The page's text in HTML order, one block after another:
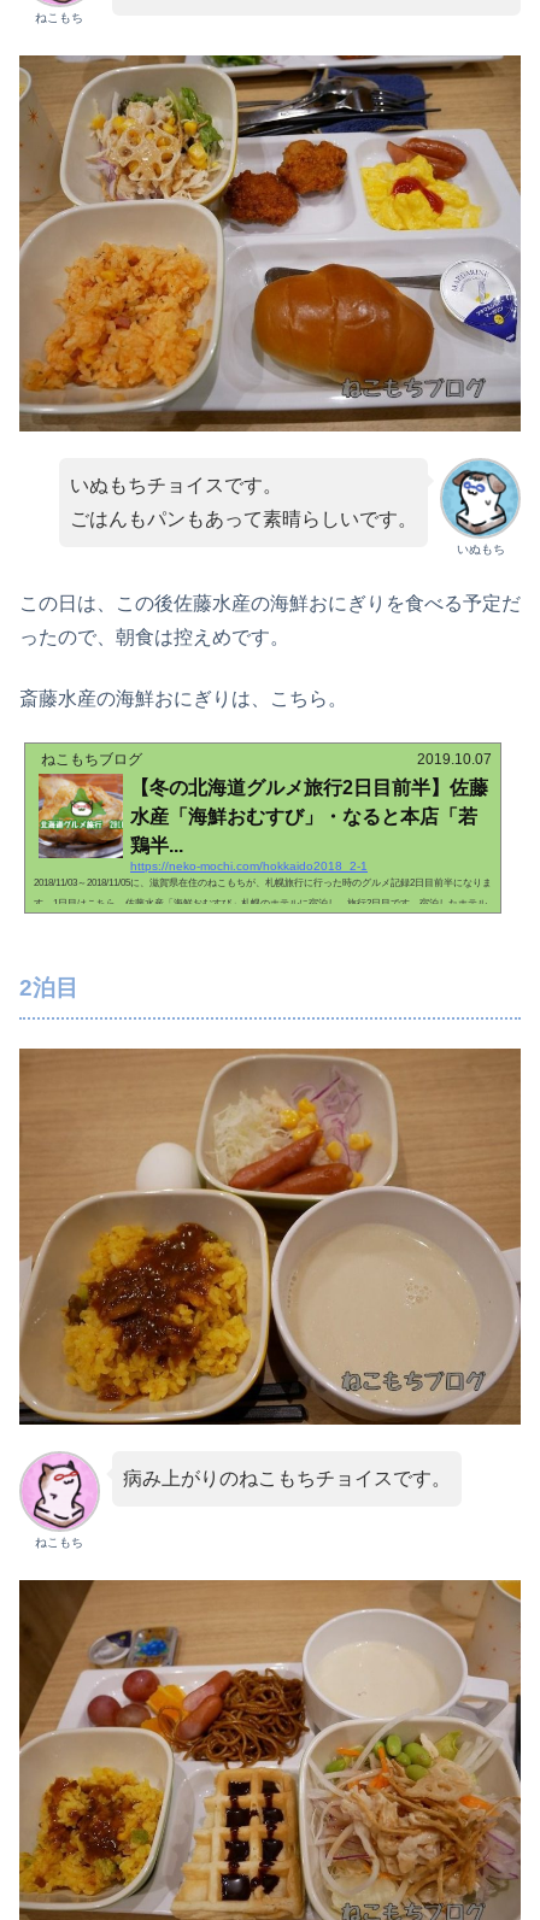
ねこもち
いぬもち
いぬもちチョイスです。
ごはんもパンもあって素晴らしいです。
この日は、この後佐藤水産の海鮮おにぎりを食べる予定だ
ったので、朝食は控えめです。
斎藤水産の海鮮おにぎりは、こちら。
ねこもちブログ 2019.10.07
【冬の北海道グルメ旅行2日目前半】佐藤
水産「海鮮おむすび」・なると本店「若
鶏半...
https://neko-mochi.com/hokkaido2018_2-1
2018/11/03～2018/11/05に、滋賀県在住のねこもちが、札幌旅行に行った時のグルメ記録2日目前半になりま
す。1日目はこちら。佐藤水産「海鮮おむすび」札幌のホテルに宿泊し、旅行2日目です。宿泊したホテル
す。二階建てで、トイレも...
2泊目
ねこもち
病み上がりのねこもちチョイスです。